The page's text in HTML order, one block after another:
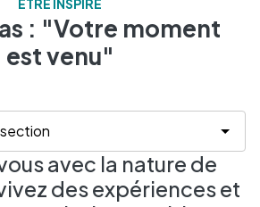
ÊTRE INSPIRÉ
: "Votre moment
est venu"
avec la nature de
des expériences et